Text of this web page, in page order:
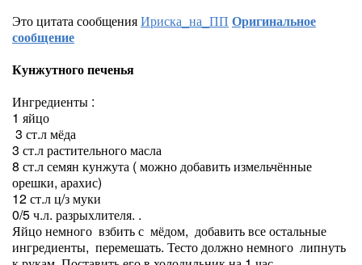
Это цитата сообщенияИриска_на_ПП Оригинальное
сообщение
Кунжутного печенья
Ингредиенты :
1 яйцо
3 ст.л мёда
3 ст.л растительного масла
8 ст.л семян кунжута ( можно добавить измельчённые
орешки, арахис)
12 ст.л ц/з муки
0/5 ч.л. разрыхлителя. .
Яйцо немного взбить с мёдом, добавить все остальные
ингредиенты, перемешать. Тесто должно немного липнуть